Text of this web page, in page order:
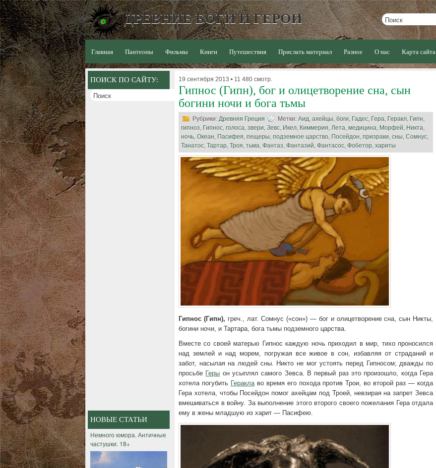
ДРЕВНИЕ БОГИ И ГЕРОИ
Главная Пантеоны Фильмы Книги Путешествия Прислать материал Разное О нас Карта сайта
ПОИСК ПО САЙТУ:
НОВЫЕ СТАТЬИ
Немного юмора. Античные
частушки. 18+
19 сентября 2013 • 11 480 смотр.
Гипнос (Гипн), бог и олицетворение сна, сын
богини ночи и бога тьмы
Рубрики: Древняя Греция Метки: Аид, ахейцы, боги, Гадес, Гера, Геракл, Гипн,
гипноз, Гипнос, голоса, звери, Зевс, Икел, Киммерия, Лета, медицина, Морфей, Никта,
ночь, Океан, Пасифея, пещеры, подземное царство, Посейдон, призраки, сны, Сомнус,
Танатос, Тартар, Троя, тьма, Фантаз, Фантазий, Фантасос, Фобетор, хариты
Гипнос (Гипн), греч., лат. Сомнус («сон») — бог и олицетворение сна, сын Никты,
богини ночи, и Тартара, бога тьмы подземного царства.
Вместе со своей матерью Гипнос каждую ночь приходил в мир, тихо проносился
над землей и над морем, погружая все живое в сон, избавляя от страданий и
забот, насылая на людей сны. Никто не мог устоять перед Гипносом; дважды по
просьбе Геры он усыплял самого Зевса. В первый раз это произошло, когда Гера
хотела погубить Гераклаво время его похода против Трои, во второй раз — когда
Гера хотела, чтобы Посейдон помог ахейцам под Троей, невзирая на запрет Зевса
вмешиваться в войну. За выполнение этого второго своего пожелания Гера отдала
ему в жены младшую из харит — Пасифею.